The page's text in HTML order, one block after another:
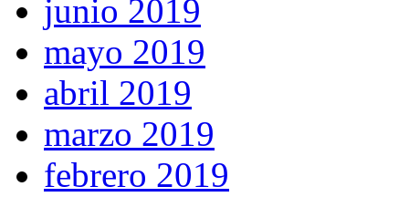
junio 2019
mayo 2019
abril 2019
marzo 2019
febrero 2019